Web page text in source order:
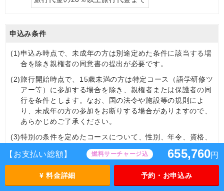
【お支払い総額】 燃料サーチャージ込 655,760円
¥ 料金詳細 予約・お申込み
申込み条件
(1)申込み時点で、未成年の方は別途定めた条件に該当する場
合を除き親権者の同意書の提出が必要です。
(2)旅行開始時点で、15歳未満の方は特定コース（語学研修ツ
アー等）に参加する場合を除き、親権者または保護者の同
行を条件とします。なお、国の法令や施設等の規則によ
り、未成年の方の参加をお断りする場合がありますので、
あらかじめご了承ください。
(3)特別の条件を定めたコースについて、性別、年令、資格、
技能その他の条件が当社の指定する条件に合致しない場合
は、申込みをお断わりすることがあります。
心身に障がいのある方（耳の不自由な方、目の不自由な
方、歩行が不自由な方、補助犬をお連れの方など）、現在